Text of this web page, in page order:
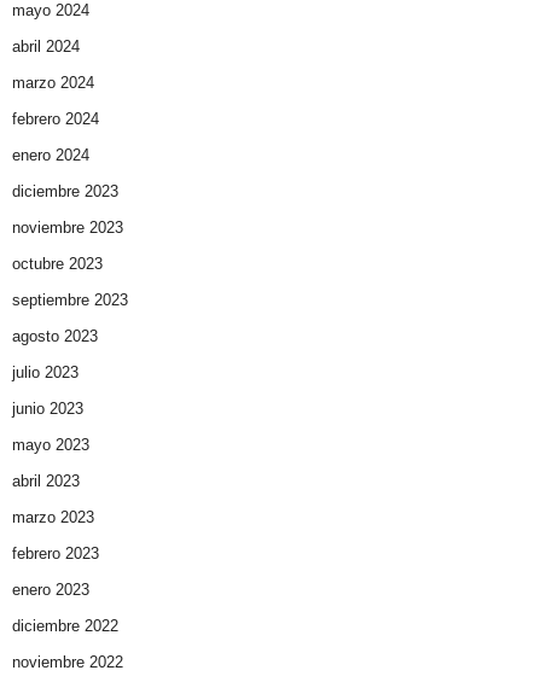
mayo 2024
abril 2024
marzo 2024
febrero 2024
enero 2024
diciembre 2023
noviembre 2023
octubre 2023
septiembre 2023
agosto 2023
julio 2023
junio 2023
mayo 2023
abril 2023
marzo 2023
febrero 2023
enero 2023
diciembre 2022
noviembre 2022